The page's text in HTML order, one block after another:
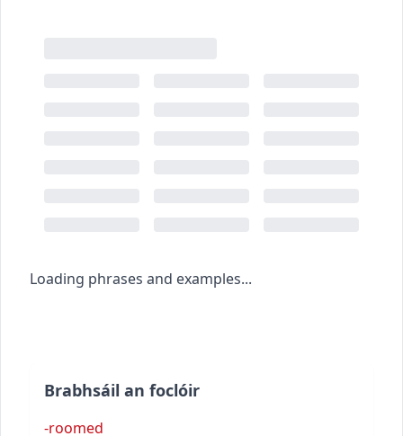
Loading phrases and examples...
Brabhsáil an foclóir
-roomed